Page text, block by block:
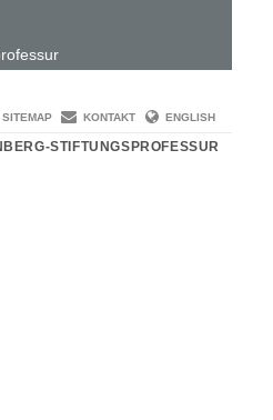
SITEMAP KONTAKT ENGLISH
STIFTUNGSPROFESSUR